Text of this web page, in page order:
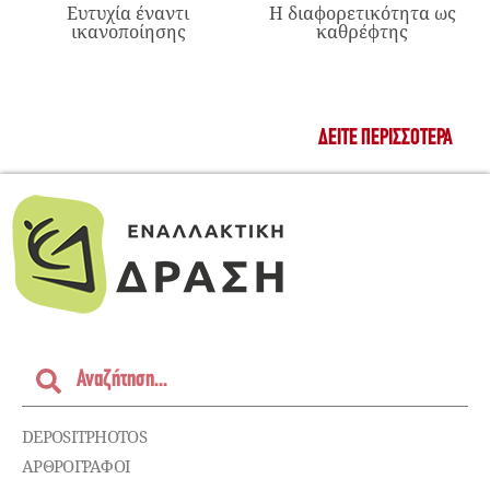
Ευτυχία έναντι
ικανοποίησης
Η διαφορετικότητα ως
καθρέφτης
ΔΕΊΤΕ ΠΕΡΙΣΣΌΤΕΡΑ
DEPOSITPHOTOS
ΑΡΘΡΟΓΡΑΦΟΙ